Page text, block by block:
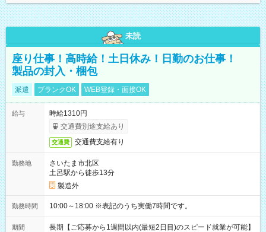
未読
座り仕事！高時給！土日休み！日勤のお仕事！
製品の封入・梱包
派遣 ブランクOK WEB登録・面接OK
給与
時給1310円
交通費別途支給あり
交通費 交通費支給有り
勤務地
さいたま市北区
土呂駅から徒歩13分
製造外
勤務時間 10:00～18:00 ※表記のうち実働7時間です。
期間
長期【ご応募から1週間以内(最短2日目)のスピード就業が可能】